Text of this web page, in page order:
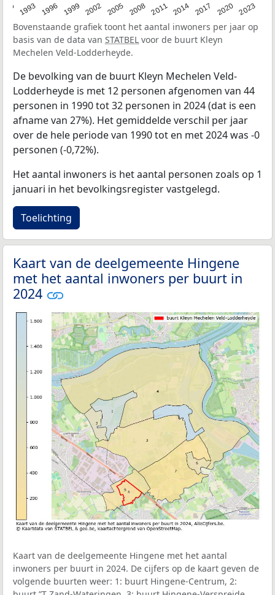
1993 1996 1999 2002 2005 2008 2011 2014 2017 2020 2023
Bovenstaande grafiek toont het aantal inwoners per jaar op
basis van de data van STATBEL voor de buurt Kleyn
Mechelen Veld-Lodderheyde.
De bevolking van de buurt Kleyn Mechelen Veld-
Lodderheyde is met 12 personen afgenomen van 44
personen in 1990 tot 32 personen in 2024 (dat is een
afname van 27%). Het gemiddelde verschil per jaar
over de hele periode van 1990 tot en met 2024 was -0
personen (-0,72%).
Het aantal inwoners is het aantal personen zoals op 1
januari in het bevolkingsregister vastgelegd.
Toelichting
Kaart van de deelgemeente Hingene
met het aantal inwoners per buurt in
2024
Kaart van de deelgemeente Hingene met het aantal
inwoners per buurt in 2024. De cijfers op de kaart geven de
volgende buurten weer: 1: buurt Hingene-Centrum, 2: